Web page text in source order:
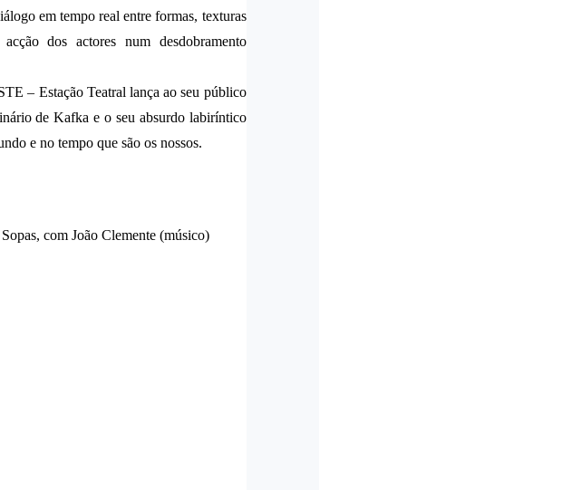
em tempo real entre formas, texturas
dos actores num desdobramento
– Estação Teatral lança ao seu público
de Kafka e o seu absurdo labiríntico
e no tempo que são os nossos.
com João Clemente (músico)